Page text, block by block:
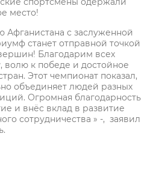
место!
Афганистана с заслуженной
станет отправной точкой
Благодарим всех
волю к победе и достойное
Этот чемпионат показал,
объединяет людей разных
Огромная благодарность
и внёс вклад в развитие
сотрудничества » -, заявил